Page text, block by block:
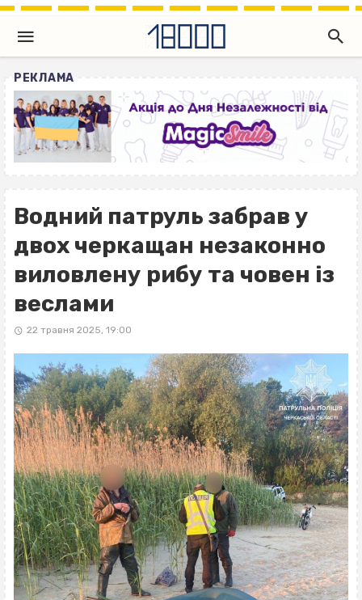
РЕКЛАМА
Водний патруль забрав у
двох черкащан незаконно
виловлену рибу та човен із
веслами
22 травня 2025, 19:00